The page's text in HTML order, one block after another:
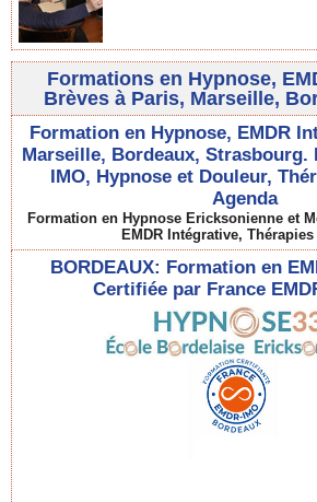
Formations en Hypnose,
Brèves à Paris, Marseille,
Formation en Hypnose, EMDR
Marseille, Bordeaux, Strasbourg.
IMO, Hypnose et Douleur,
Agenda
Formation en Hypnose Ericksonienne et
EMDR Intégrative, Thérapies
BORDEAUX: Formation en
Certifiée par France